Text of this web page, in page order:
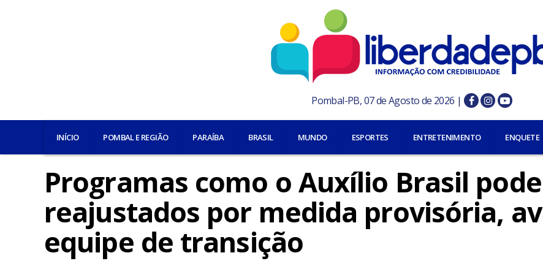
Pombal-PB, 07 de Agosto de 2026 |
INÍCIO POMBAL E REGIÃO PARAÍBA BRASIL MUNDO ESPORTES ENTRETENIMENTO ENQUETE
Programas como o Auxílio Brasil
reajustados por medida provisória,
equipe de transição